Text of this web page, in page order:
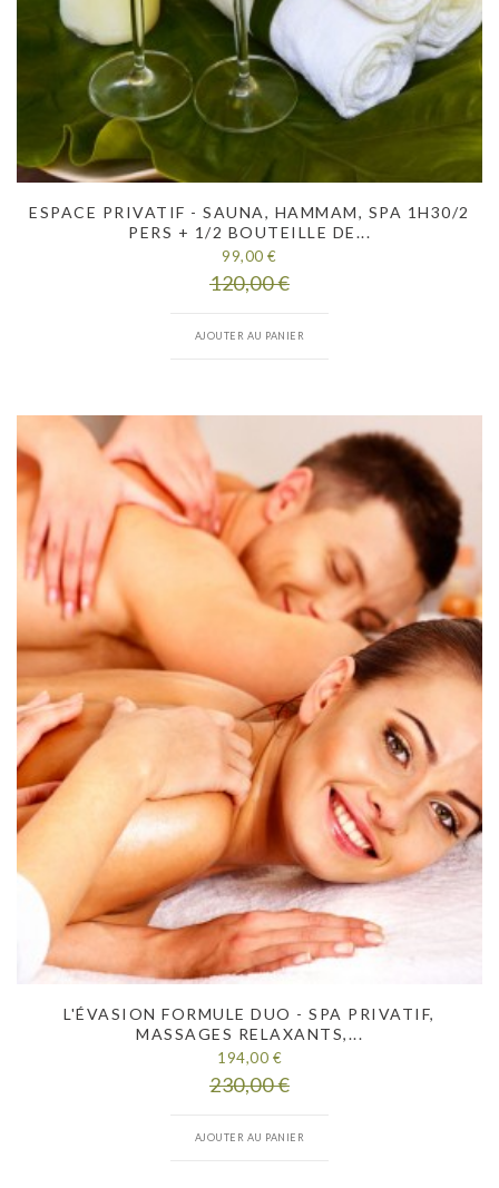
ESPACE PRIVATIF - SAUNA, HAMMAM, SPA 1H30/2
PERS + 1/2 BOUTEILLE DE...
99,00 €
120,00 €
AJOUTER AU PANIER
L'ÉVASION FORMULE DUO - SPA PRIVATIF,
MASSAGES RELAXANTS,...
194,00 €
230,00 €
AJOUTER AU PANIER